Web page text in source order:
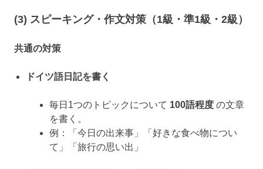
(3) スピーキング・作文対策（1級・準1級・2級）
共通の対策
ドイツ語日記を書く
毎日1つのトピックについて 100語程度 の文章
を書く。
例：「今日の出来事」「好きな食べ物につい
て」「旅行の思い出」